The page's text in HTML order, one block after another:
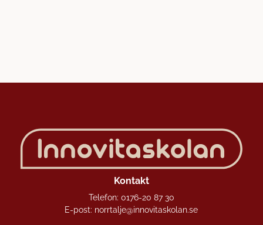
Kontakt
Telefon: 0176-20 87 30
E-post: norrtalje@innovitaskolan.se